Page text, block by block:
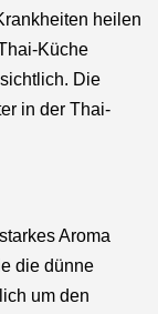
heilen
Küche
Die
in der Thai-
Aroma
die dünne
um den